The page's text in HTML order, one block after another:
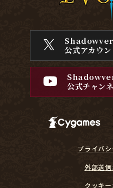
公式アカウン
公式チャン
プライバ
外部送
クッキ